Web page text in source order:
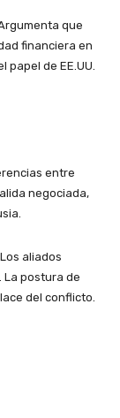
que
financiera en
de EE.UU.
entre
negociada,
aliados
La postura de
del conflicto.